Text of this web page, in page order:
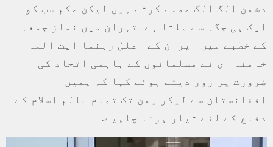
دشمن الگ الگ حملے کرتے ہيں لیکن حکم سب کو
ایک ہی جگہ سے ملتا ہے۔تہران میں نماز جمعہ
کے خطبے میں ایران کے اعلیٰ رہنما آیت اللہ
خامنہ ای نے مسلمانوں کے باہمی اتحاد کی
ضرورت پر زور دیتے ہوئے کہا کہ ہمیں
افغانستان سے لیکر یمن تک تمام عالم اسلام کے
دفاع کے لئے تیار ہونا چاہیے.